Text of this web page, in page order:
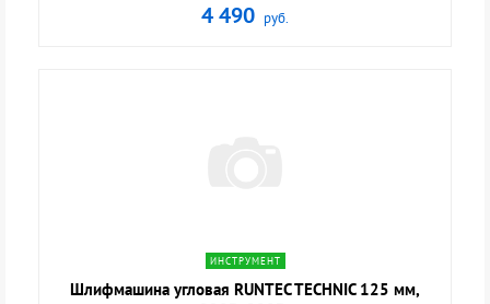
4 490 руб.
ИНСТРУМЕНТ
Шлифмашина угловая RUNTEC TECHNIC 125 мм,